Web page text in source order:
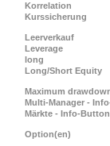
Korrelation
Kurssicherung
Leerverkauf
Leverage
long
Long/Short Equity
Maximum
Multi-Manager -
Märkte - Info-Button
Option(en)